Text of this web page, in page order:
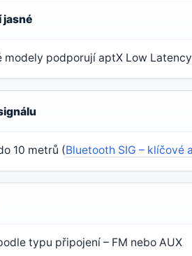
jasné
modely podporují aptX Low Latency
10 metrů (Bluetooth SIG – klíčové
typu připojení – FM nebo AUX